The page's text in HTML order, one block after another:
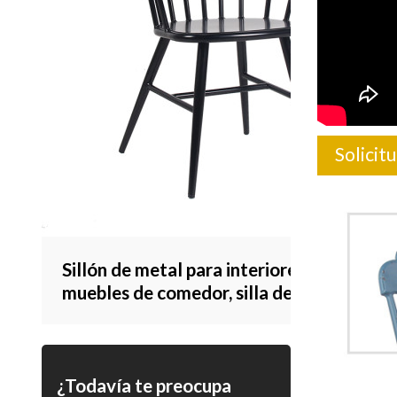
Sillón de metal para interiores,
muebles de comedor, silla de comedor
¿Todavía te preocupa